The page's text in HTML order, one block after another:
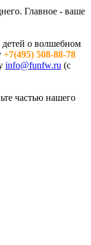
Главное - ваше
о волшебном
+7(495) 508-88-78
info@funfw.ru (с
частью нашего